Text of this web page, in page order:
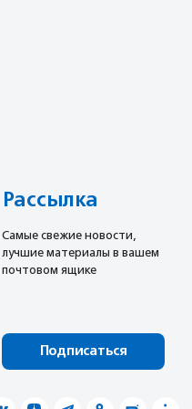
Рассылка
Cамые свежие новости,
лучшие материалы в вашем
почтовом ящике
Подписаться